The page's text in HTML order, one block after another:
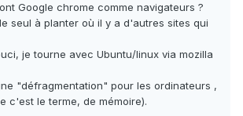
Google chrome comme navigateurs ?
seul à planter où il y a d'autres sites qui
je tourne avec Ubuntu/linux via mozilla
"défragmentation" pour les ordinateurs ,
c'est le terme, de mémoire).